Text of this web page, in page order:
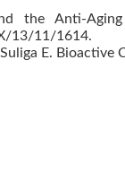
the Anti-
13/11/1614.
E.